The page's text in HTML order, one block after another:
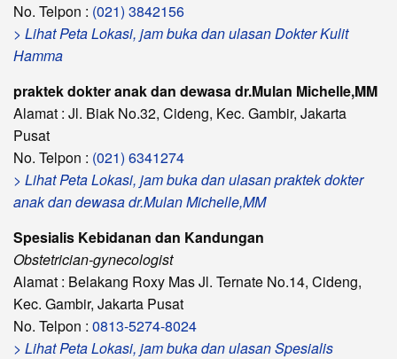
No. Telpon : (021) 3842156
> Lihat Peta Lokasi, jam buka dan ulasan Dokter Kulit
Hamma
praktek dokter anak dan dewasa dr.Mulan Michelle,MM
Alamat : Jl. Biak No.32, Cideng, Kec. Gambir, Jakarta
Pusat
No. Telpon : (021) 6341274
> Lihat Peta Lokasi, jam buka dan ulasan praktek dokter
anak dan dewasa dr.Mulan Michelle,MM
Spesialis Kebidanan dan Kandungan
Obstetrician-gynecologist
Alamat : Belakang Roxy Mas Jl. Ternate No.14, Cideng,
Kec. Gambir, Jakarta Pusat
No. Telpon : 0813-5274-8024
> Lihat Peta Lokasi, jam buka dan ulasan Spesialis